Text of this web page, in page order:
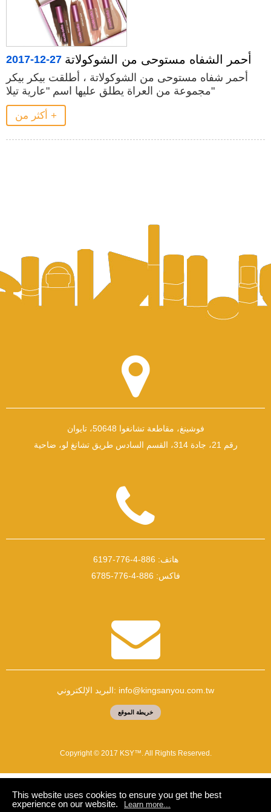
2017-12-27 أحمر الشفاه مستوحى من الشوكولاتة
أحمر شفاه مستوحى من الشوكولاتة ، أطلقت بيكر بيكر
مجموعة من العراة يطلق عليها اسم "عارية تيلا"
أكثر من +
فوشينغ، مقاطعة تشانغوا 50648، تايوان
رقم 21، جادة 314، القسم السادس طريق تشانغ لو، ضاحية
هاتف: 886-4-776-6197
فاكس: 886-4-776-6785
البريد الإلكتروني: info@kingsanyou.com.tw
خريطة الموقع
Copyright © 2017 KSY™. All Rights Reserved.
This website uses cookies to ensure you get the best
experience on our website.
Learn more...